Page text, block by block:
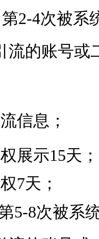
第2-4次被系
流的账号或
信息；
展示15天；
7天；
5-8次被系